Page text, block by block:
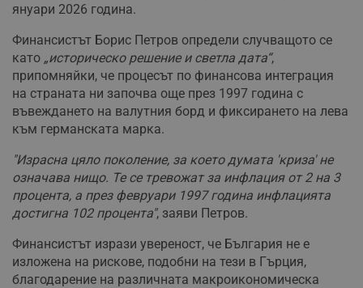
януари 2026 година.
Финансистът Борис Петров определи случващото се
като „историческо решение и светла дата“,
припомняйки, че процесът по финансова интеграция
на страната ни започва още през 1997 година с
въвеждането на валутния борд и фиксирането на лева
към германската марка.
"Израсна цяло поколение, за което думата 'криза' не
означава нищо. Те се тревожат за инфлация от 2 на 3
процента, а през февруари 1997 година инфлацията
достигна 102 процента", заяви Петров.
Финансистът изрази увереност, че България не е
изложена на рискове, подобни на тези в Гърция,
благодарение на различната макроикономическа